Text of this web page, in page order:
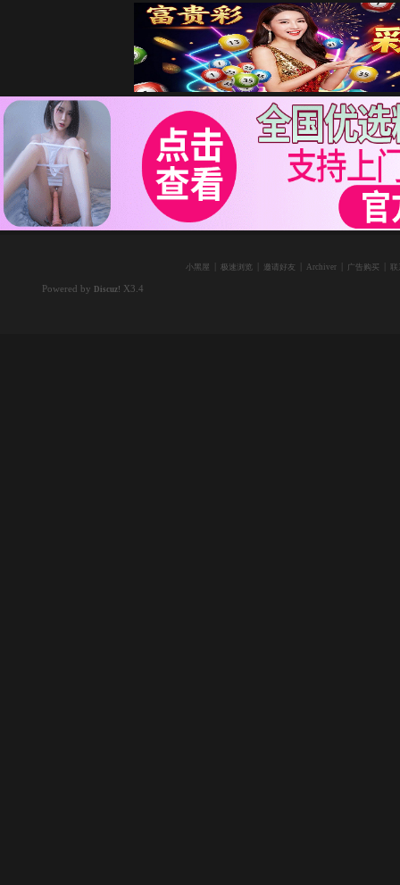
小黑屋 极速浏览 邀请好友 Archiver 广告购买
Powered by Discuz! X3.4